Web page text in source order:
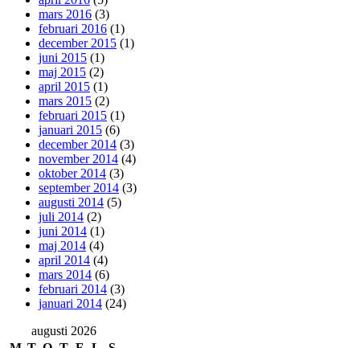
mars 2016 (3)
februari 2016 (1)
december 2015 (1)
juni 2015 (1)
maj 2015 (2)
april 2015 (1)
mars 2015 (2)
februari 2015 (1)
januari 2015 (6)
december 2014 (3)
november 2014 (4)
oktober 2014 (3)
september 2014 (3)
augusti 2014 (5)
juli 2014 (2)
juni 2014 (1)
maj 2014 (4)
april 2014 (4)
mars 2014 (6)
februari 2014 (3)
januari 2014 (24)
augusti 2026